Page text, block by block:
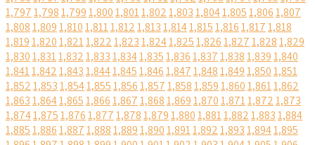
1,7971,7981,7991,8001,8011,8021,8031,8041,8051,8061,807
1,8081,8091,8101,8111,8121,8131,8141,8151,8161,8171,818
1,8191,8201,8211,8221,8231,8241,8251,8261,8271,8281,829
1,8301,8311,8321,8331,8341,8351,8361,8371,8381,8391,840
1,8411,8421,8431,8441,8451,8461,8471,8481,8491,8501,851
1,8521,8531,8541,8551,8561,8571,8581,8591,8601,8611,862
1,8631,8641,8651,8661,8671,8681,8691,8701,8711,8721,873
1,8741,8751,8761,8771,8781,8791,8801,8811,8821,8831,884
1,8851,8861,8871,8881,8891,8901,8911,8921,8931,8941,895